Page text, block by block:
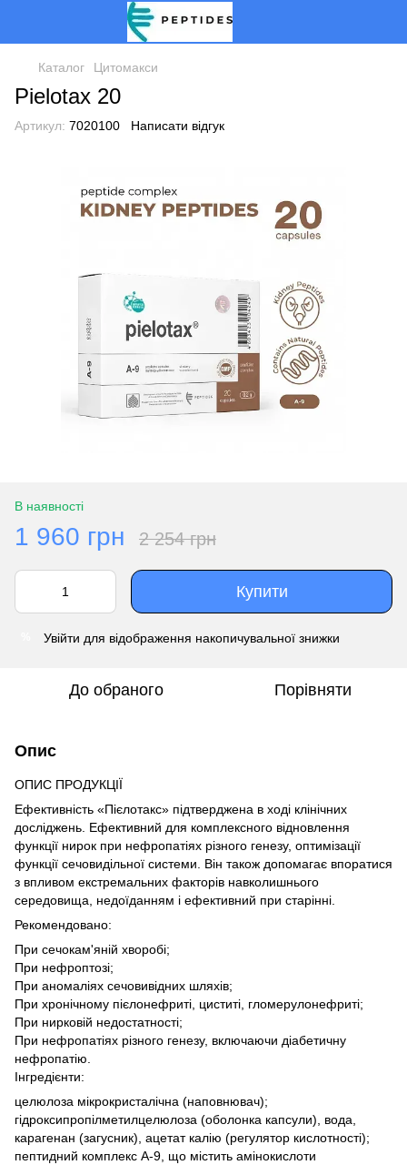
Каталог Цитомакси
Pielotax 20
Артикул: 7020100 Написати відгук
В наявності
1 960 грн 2 254 грн
Купити
Увійти для відображення накопичувальної знижки
До обраного Порівняти
Опис
ОПИС ПРОДУКЦІЇ
Ефективність «Пієлотакс» підтверджена в ході клінічних
досліджень. Ефективний для комплексного відновлення
функції нирок при нефропатіях різного генезу, оптимізації
функції сечовидільної системи. Він також допомагає впоратися
з впливом екстремальних факторів навколишнього
середовища, недоїданням і ефективний при старінні.
Рекомендовано:
При сечокам'яній хворобі;
При нефроптозі;
При аномаліях сечовивідних шляхів;
При хронічному пієлонефриті, циститі, гломерулонефриті;
При нирковій недостатності;
При нефропатіях різного генезу, включаючи діабетичну
нефропатію.
Інгредієнти:
целюлоза мікрокристалічна (наповнювач);
гідроксипропілметилцелюлоза (оболонка капсули), вода,
карагенан (загусник), ацетат калію (регулятор кислотності);
пептидний комплекс А-9, що містить амінокислоти